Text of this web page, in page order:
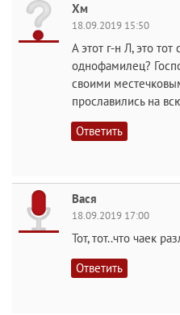
Хм
18.09.2019 15:50
А этот г-н Л, это
однофамилец?
своими
прославились на
Ответить
Вася
18.09.2019 17:00
Тот, тот..что чаек
Ответить